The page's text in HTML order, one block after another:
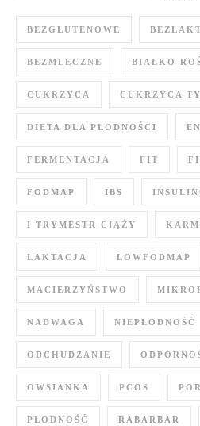
BEZGLUTENOWE
BEZMLECZNE BIAŁKO
CUKRZYCA CUKRZYCA
DIETA DLA PŁODNOŚCI
FERMENTACJA FIT
FODMAP IBS
I TRYMESTR CIĄŻY
LAKTACJA LOWFODMAP
MACIERZYŃSTWO
NADWAGA NIEPŁODNOŚĆ
ODCHUDZANIE
OWSIANKA PCOS
PŁODNOŚĆ RABARBAR